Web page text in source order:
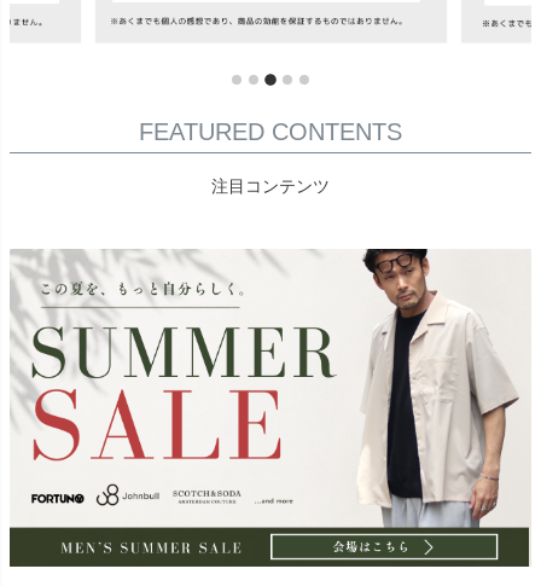
FEATURED CONTENTS
注目コンテンツ